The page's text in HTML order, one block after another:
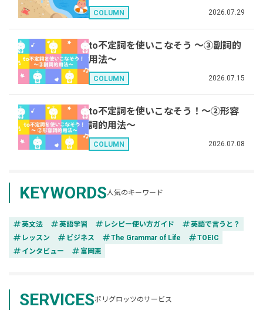
COLUMN 2026.07.29
to不定詞を使いこなそう 〜③副詞的
用法〜
COLUMN 2026.07.15
to不定詞を使いこなそう！〜②形容
詞的用法〜
COLUMN 2026.07.08
KEYWORDS人気のキーワード
tag英文法 tag英語学習 tag レシピー使い方ガイド tag英語で言うと？
tag レッスン tag ビジネス tagThe Grammar of Life tagTOEIC
tag インタビュー tag富岡恵
SERVICESポリグロッツのサービス